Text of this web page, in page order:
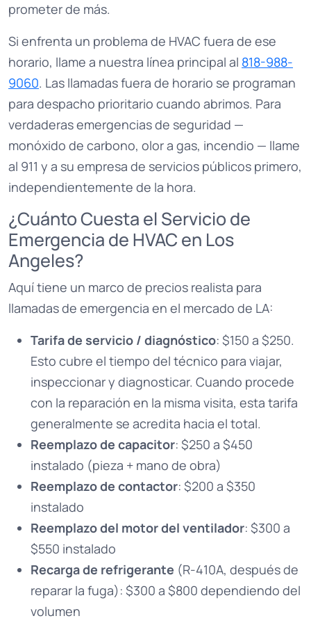
prometer de más.
Si enfrenta un problema de HVAC fuera de ese
horario, llame a nuestra línea principal al 818-988-
9060. Las llamadas fuera de horario se programan
para despacho prioritario cuando abrimos. Para
verdaderas emergencias de seguridad —
monóxido de carbono, olor a gas, incendio — llame
al 911 y a su empresa de servicios públicos primero,
independientemente de la hora.
¿Cuánto Cuesta el Servicio de
Emergencia de HVAC en Los
Angeles?
Aquí tiene un marco de precios realista para
llamadas de emergencia en el mercado de LA:
Tarifa de servicio / diagnóstico: $150 a $250.
Esto cubre el tiempo del técnico para viajar,
inspeccionar y diagnosticar. Cuando procede
con la reparación en la misma visita, esta tarifa
generalmente se acredita hacia el total.
Reemplazo de capacitor: $250 a $450
instalado (pieza + mano de obra)
Reemplazo de contactor: $200 a $350
instalado
Reemplazo del motor del ventilador: $300 a
$550 instalado
Recarga de refrigerante (R-410A, después de
reparar la fuga): $300 a $800 dependiendo del
volumen